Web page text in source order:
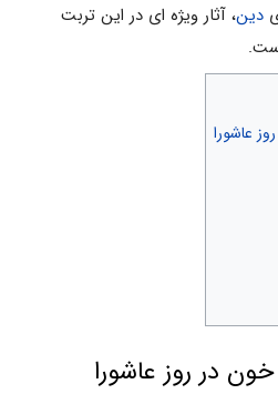
دین، آثار ویژه ای در این تربت
عاشورا
در روز عاشورا